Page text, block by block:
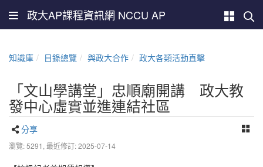
政大AP課程資訊網 NCCU AP
知識庫 目錄總覽 與政大合作 政大各類活動直擊
「文山學講堂」忠順廟開講 政大教
發中心虛實並進連結社區
分享
瀏覽: 5291, 最近修訂: 2025-07-14